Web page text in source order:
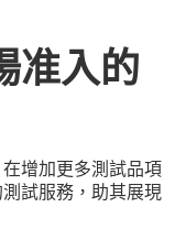
准入的
增加更多測試品項
試服務，助其展現